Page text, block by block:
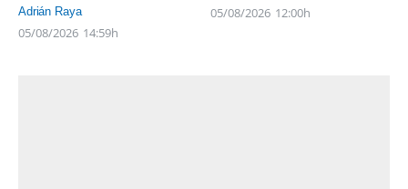
Adrián Raya
05/08/2026 14:59h
05/08/2026 12:00h